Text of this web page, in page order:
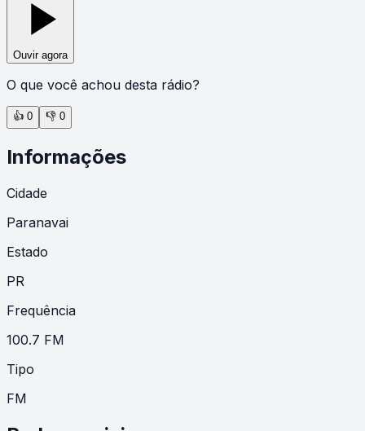
Ouvir agora
O que você achou desta rádio?
👍 0 👎 0
Informações
Cidade
Paranavai
Estado
PR
Frequência
100.7 FM
Tipo
FM